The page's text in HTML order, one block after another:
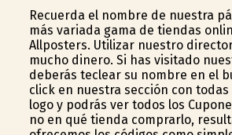
Recuerda el nombre de nuestra
más variada gama de tiendas
Allposters. Utilizar nuestro
mucho dinero. Si has visitado
deberás teclear su nombre en el
click en nuestra sección con
logo y podrás ver todos los
no en qué tienda comprarlo,